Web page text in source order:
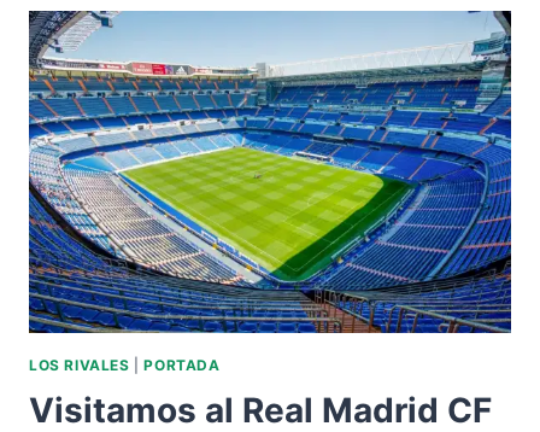
LIGA
LOS RIVALES |PORTADA
Visitamos al Real Madrid CF